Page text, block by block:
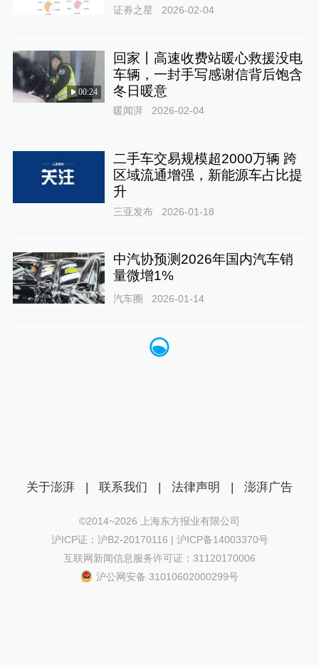
证券之星 2026-02-04
00:24
回家丨高速收费站暖心救援没电
车辆，一封手写感谢信背后饱含
冬日暖意
暖闻湃 2026-02-04
二手车交易规模超2000万辆 跨
区域流通增强，新能源车占比提
升
三亚发布 2026-01-18
中汽协预测2026年国内汽车销
量微增1%
汽车圈 2026-01-14
关于澎湃 | 联系我们 | 法律声明 | 澎湃广告
©2014~2026 上海东方报业有限公司
沪ICP证：沪B2-20170116 | 沪ICP备14003370号
互联网新闻信息服务许可证：31120170006
沪公网安备 31010602000299号